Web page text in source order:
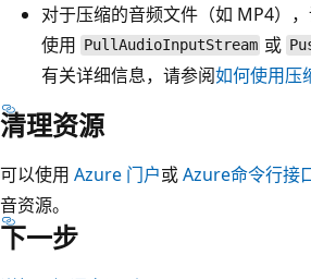
对于压缩的音频文件（如 MP4）
使用 PullAudioInputStream 或
有关详细信息，请参阅如何使用压
清理资源
可以使用 Azure 门户或Azure命令行接
音资源。
下一步